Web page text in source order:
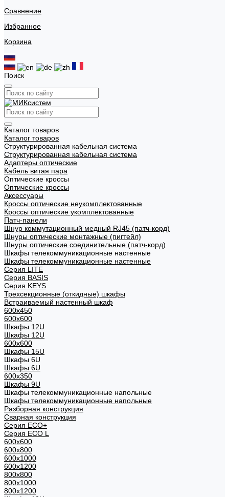
Сравнение
Избранное
Корзина
Поиск
Каталог товаров
Каталог товаров
Структурированная кабельная система
Структурированная кабельная система
Адаптеры оптические
Кабель витая пара
Оптические кроссы
Оптические кроссы
Аксессуары
Кроссы оптические неукомплектованные
Кроссы оптические укомплектованные
Патч-панели
Шнур коммутационный медный RJ45 (патч-корд)
Шнуры оптические монтажные (пигтейл)
Шнуры оптические соединительные (патч-корд)
Шкафы телекоммуникационные настенные
Шкафы телекоммуникационные настенные
Cерия LITE
Cерия BASIS
Cерия KEYS
Трехсекционные (откидные) шкафы
Встраиваемый настенный шкаф
600x450
600x600
Шкафы 12U
Шкафы 12U
600x600
Шкафы 15U
Шкафы 6U
Шкафы 6U
600x350
Шкафы 9U
Шкафы телекоммуникационные напольные
Шкафы телекоммуникационные напольные
Разборная конструкция
Сварная конструкция
Серия ECO+
Серия ECO L
600x600
600x800
600х1000
600х1200
800x800
800х1000
800х1200